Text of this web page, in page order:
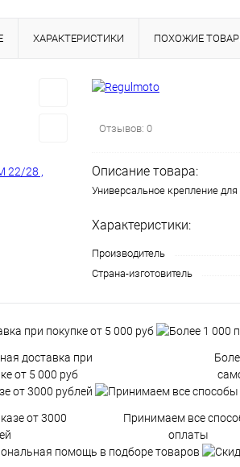
ХАРАКТЕРИСТИКИ ПОХОЖИЕ
Отзывов: 0
Описание товара:
Универсальное крепление
Характеристики:
Производитель
Страна-изготовитель
доставка при
от 5 000 руб
от 3000
Принимаем все
оплаты